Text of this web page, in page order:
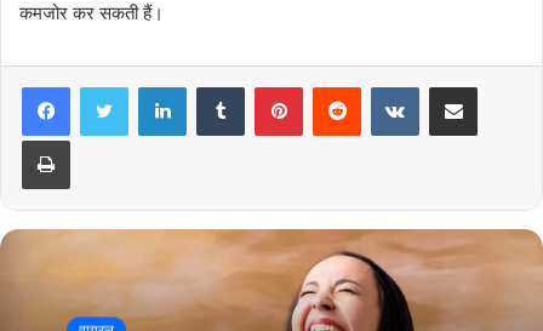
कमजोर कर सकती हैं।